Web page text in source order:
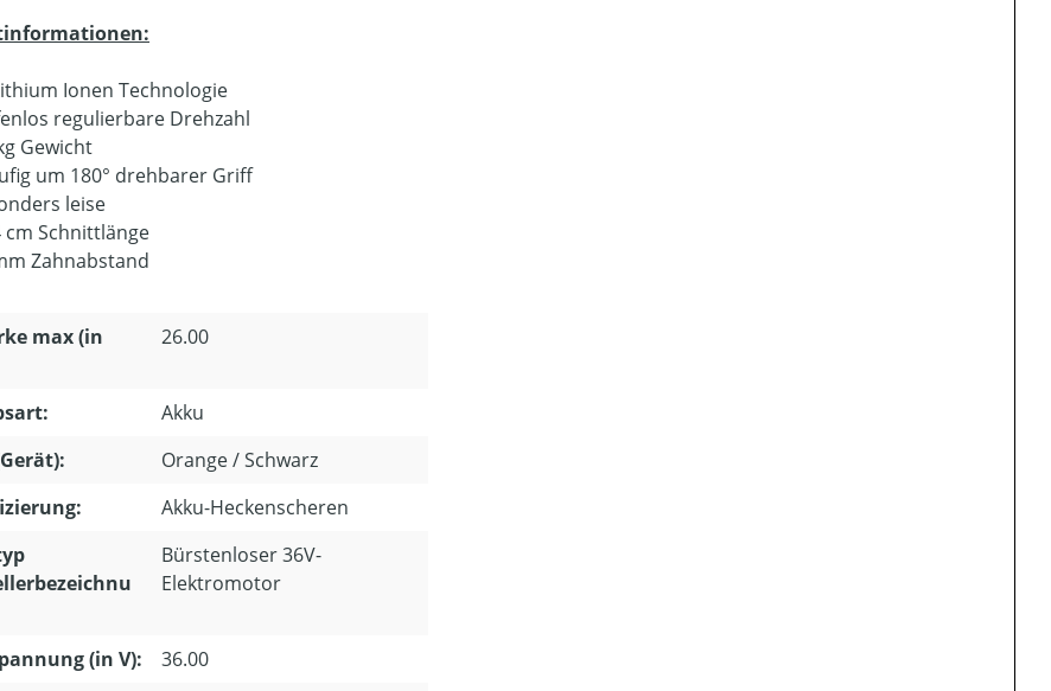
Ionen Technologie
regulierbare Drehzahl
Gewicht
um 180° drehbarer Griff
leise
cm Schnittlänge
Zahnabstand
max (in
26.00
Akku
Orange / Schwarz
Akku-Heckenscheren
Bürstenloser 36V-
Elektromotor
(in V):
36.00